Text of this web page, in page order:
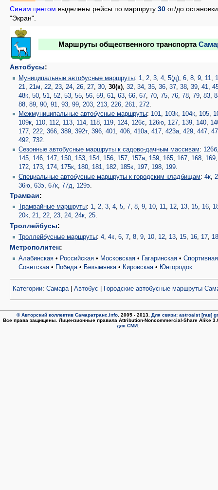
Синим цветом выделены рейсы по маршруту 30 от/до
"Экран".
Маршруты общественного транспорта
Автобусы:
Муниципальные автобусные маршруты: 1,2,3,4,5(д),6,8,9, 11,
21,21м,22,23,24,26,27,30,30(к),32,34,35,36,37,38,39,41,
48к,50,51,52,53,55,56,59,61,63,66,67, 70, 75, 76, 78, 79,83,
88,89,90,91,93,99,203,213,226,261,272.
Межмуниципальные автобусные маршруты: 101, 103к, 104к, 105,
109к, 110, 112, 113, 114, 118, 119, 124, 126с, 126ю, 127, 139, 140,
177,222,366,389,392т,396,401,406,410а,417,423а,429,447,
492, 732.
Сезонные автобусные маршруты к садово-дачным массивам: 126б
145, 146, 147, 150, 153, 154, 156, 157, 157а, 159, 165, 167, 168, 169
172, 173, 174, 175к, 180, 181, 182, 185к, 197, 198, 199.
Специальные автобусные маршруты к городским кладбищам:4к
36ю ,63э ,67к ,77д 129э
Трамваи:
Трамвайные маршруты: 1,2,3,4,5, 7,8,9, 10, 11, 12, 13, 15, 16,
20к,21,22,23,24,24к,25.
Троллейбусы:
Троллейбусные маршруты:4,4к,6, 7,8,9, 10, 12, 13, 15, 16, 17,
Метрополитен:
Алабинская • Российская • Московская • Гагаринская •Спортивная
Советская • Победа• Безымянка• Кировская • Юнгородок
Категории: Самара| Автобус Городские автобусные маршруты
© Авторский коллектив Самаратранс.info . 2005 - 2013. Для связи: astroaist [гав]
Все права защищены. Лицензионные правила Attribution-Noncommercial-Share Alike
для СМИ.